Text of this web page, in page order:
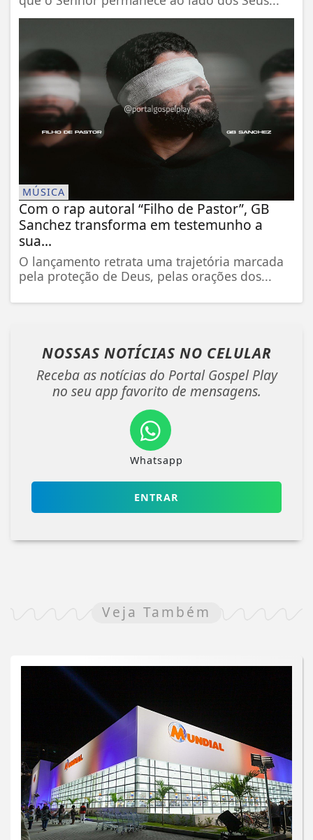
MÚSICA
Com o rap autoral “Filho de Pastor”, GB
Sanchez transforma em testemunho a
sua...
O lançamento retrata uma trajetória marcada
pela proteção de Deus, pelas orações dos...
NOSSAS NOTÍCIAS NO CELULAR
Receba as notícias do Portal Gospel Play
no seu app favorito de mensagens.
Whatsapp
ENTRAR
Veja Também